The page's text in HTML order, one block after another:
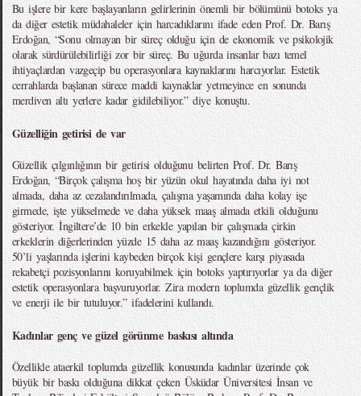
Bu işlere bir kere başlayanların gelirlerinin önemli bir bölümünü botoks ya
da diğer estetik müdahaleler için harcadıklarını ifade eden Prof. Dr. Barış
Erdoğan, “Sonu olmayan bir süreç olduğu için de ekonomik ve psikolojik
olarak sürdürülebilirliği zor bir süreç. Bu uğurda insanlar bazı temel
ihtiyaçlardan vazgeçip bu operasyonlara kaynaklarını harcıyorlar. Estetik
cerrahlarda başlanan sürece maddi kaynaklar yetmeyince en sonunda
merdiven altı yerlere kadar gidilebiliyor.” diye konuştu.
Güzelliğin getirisi de var
Güzellik çılgınlığının bir getirisi olduğunu belirten Prof. Dr. Barış
Erdoğan, “Birçok çalışma hoş bir yüzün okul hayatında daha iyi not
almada, daha az cezalandırılmada, çalışma yaşamında daha kolay işe
girmede, işte yükselmede ve daha yüksek maaş almada etkili olduğunu
gösteriyor. İngiltere’de 10 bin erkekle yapılan bir çalışmada çirkin
erkeklerin diğerlerinden yüzde 15 daha az maaş kazandığını gösteriyor.
50’li yaşlarında işlerini kaybeden birçok kişi gençlere karşı piyasada
rekabetçi pozisyonlarını koruyabilmek için botoks yaptırıyorlar ya da diğer
estetik operasyonlara başvuruyorlar. Zira modern toplumda güzellik gençlik
ve enerji ile bir tutuluyor.” ifadelerini kullandı.
Kadınlar genç ve güzel görünme baskısı altında
Özellikle ataerkil toplumda güzellik konusunda kadınlar üzerinde çok
büyük bir baskı olduğuna dikkat çeken Üsküdar Üniversitesi İnsan ve